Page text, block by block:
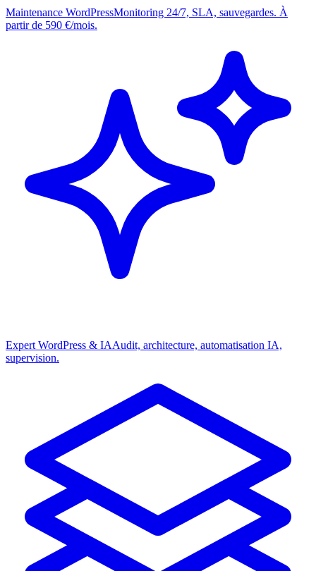
Maintenance WordPressMonitoring 24/7, SLA, sauvegardes. À
partir de 590 €/mois.
Expert WordPress & IAAudit, architecture, automatisation IA,
supervision.